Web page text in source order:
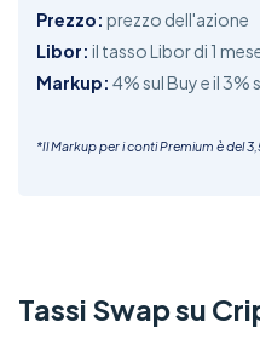
Prezzo: prezzo dell'azione
Libor: il tasso Libor di 1
Markup: 4% sul Buy e il 3%
*Il Markup per i conti Premium è del
Tassi Swap su